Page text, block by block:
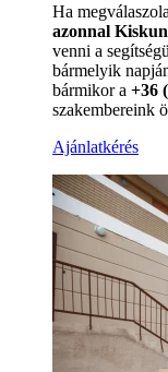
Ha
azonnal
venni a
bármelyik
bármikor a +36
szakembereink
Ajánlatkérés